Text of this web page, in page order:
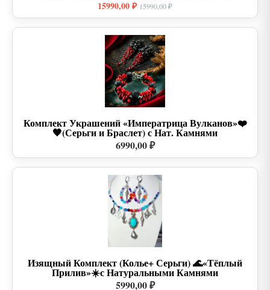
15990,00 ₽ 15990,00 ₽
Комплект Украшений «Императрица Вулканов»❤️
🖤(Серьги и Браслет) с Нат. Камнями
6990,00 ₽
Изящный Комплект (Колье+ Серьги) 🌊«Тёплый
Прилив»☀️с Натуральными Камнями
5990,00 ₽